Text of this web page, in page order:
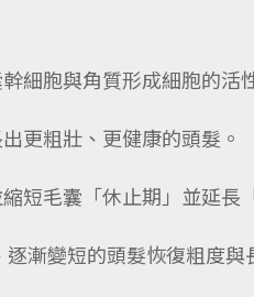
細胞與角質形成細胞的活
更粗壯、更健康的頭髮。
短毛囊「休止期」並延
漸變短的頭髮恢復粗度